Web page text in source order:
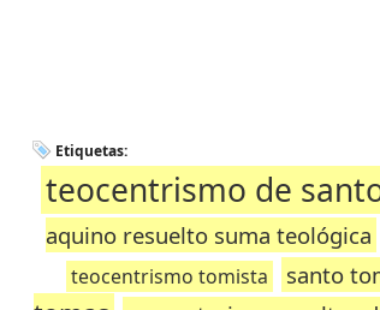
Etiquetas:
teocentrismo de
aquino resuelto suma teológica
teocentrismo tomista santo